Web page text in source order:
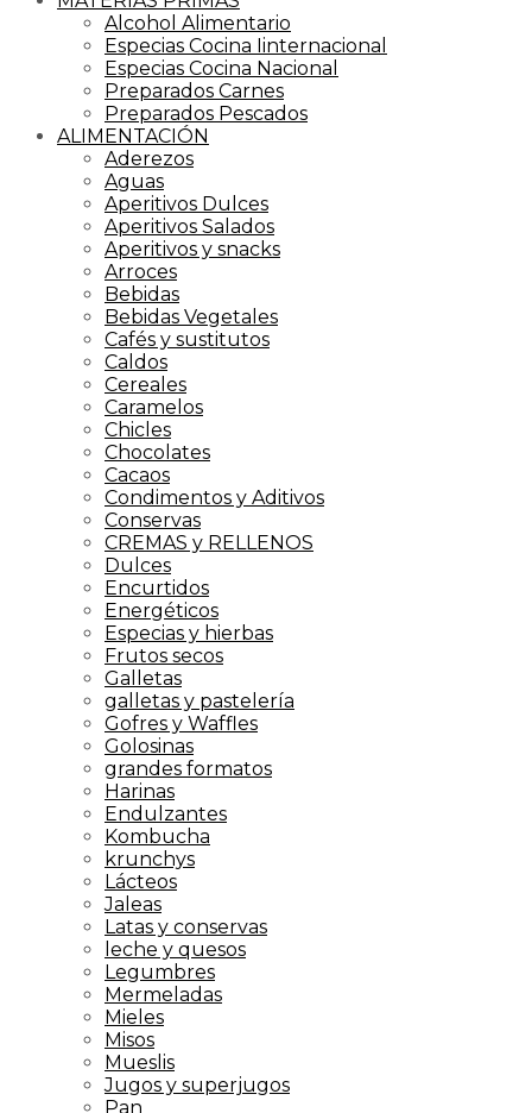
Alcohol Alimentario
Especias Cocina Iinternacional
Especias Cocina Nacional
Preparados Carnes
Preparados Pescados
ALIMENTACIÓN
Aderezos
Aguas
Aperitivos Dulces
Aperitivos Salados
Aperitivos y snacks
Arroces
Bebidas
Bebidas Vegetales
Cafés y sustitutos
Caldos
Cereales
Caramelos
Chicles
Chocolates
Cacaos
Condimentos y Aditivos
Conservas
CREMAS y RELLENOS
Dulces
Encurtidos
Energéticos
Especias y hierbas
Frutos secos
Galletas
galletas y pastelería
Gofres y Waffles
Golosinas
grandes formatos
Harinas
Endulzantes
Kombucha
krunchys
Lácteos
Jaleas
Latas y conservas
leche y quesos
Legumbres
Mermeladas
Mieles
Misos
Mueslis
Jugos y superjugos
Pan